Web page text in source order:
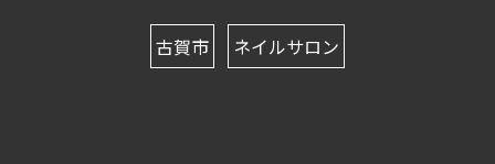
古賀市 ネイルサロン